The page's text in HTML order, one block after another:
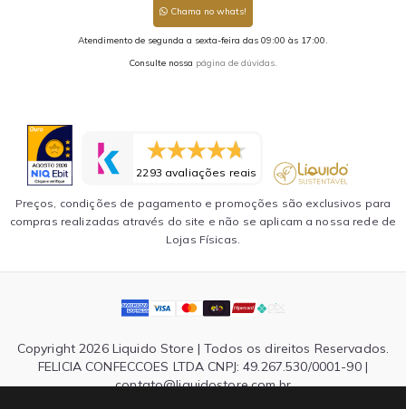
Chama no whats!
Atendimento de segunda a sexta-feira das 09:00 às 17:00.
Consulte nossa página de dúvidas.
2293 avaliações reais
Preços, condições de pagamento e promoções são exclusivos para
compras realizadas através do site e não se aplicam a nossa rede de
Lojas Físicas.
Copyright 2026 Liquido Store | Todos os direitos Reservados.
FELICIA CONFECCOES LTDA CNPJ: 49.267.530/0001-90 |
contato@liquidostore.com.br